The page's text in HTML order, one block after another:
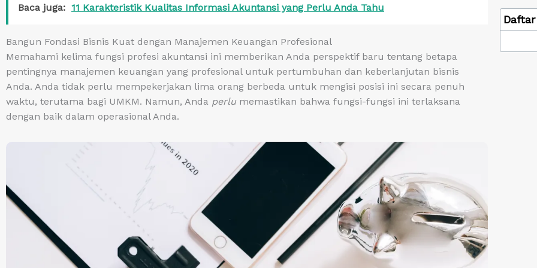
Baca juga: 11 Karakteristik Kualitas Informasi Akuntansi yang Perlu Anda Tahu
Bangun Fondasi Bisnis Kuat dengan Manajemen Keuangan Profesional
Memahami kelima fungsi profesi akuntansi ini memberikan Anda perspektif baru tentang betapa
pentingnya manajemen keuangan yang profesional untuk pertumbuhan dan keberlanjutan bisnis
Anda. Anda tidak perlu mempekerjakan lima orang berbeda untuk mengisi posisi ini secara penuh
waktu, terutama bagi UMKM. Namun, Anda perlumemastikan bahwa fungsi-fungsi ini terlaksana
dengan baik dalam operasional Anda.